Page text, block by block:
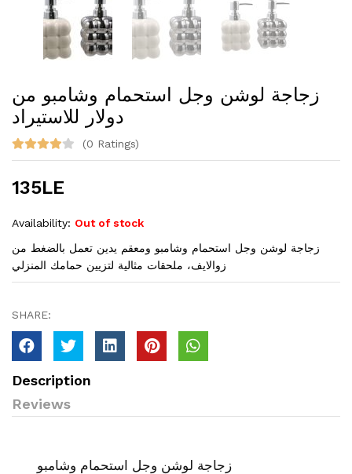
زجاجة لوشن وجل استحمام وشامبو من
دولار للاستيراد
(0 Ratings)
135LE
Availability: Out of stock
زجاجة لوشن وجل استحمام وشامبو ومعقم يدين تعمل بالضغط من
زوالايف، ملحقات مثالية لتزيين حمامك المنزلي
SHARE:
Description
Reviews
زجاجة لوشن وجل استحمام وشامبو